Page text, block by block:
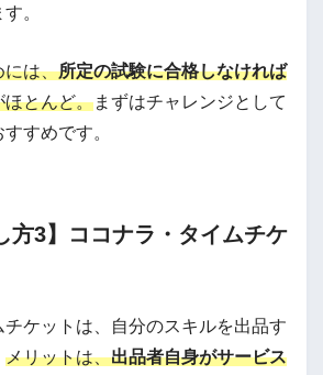
。
には、所定の試験に合格しなければ
ほとんど。まずはチャレンジとして
すめです。
方3】ココナラ・タイムチケ
チケットは、自分のスキルを出品す
メリットは、出品者自身がサービス